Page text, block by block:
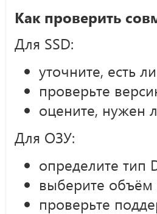
Как проверить
Для SSD:
уточните, есть
проверьте
оцените, нужен
Для ОЗУ:
определите тип
выберите
проверьте